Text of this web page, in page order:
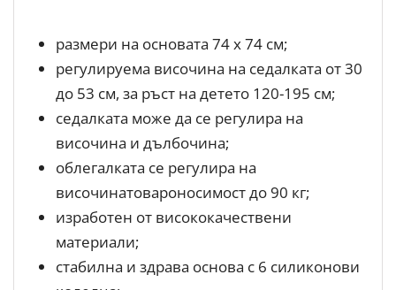
размери на основата 74 х 74 см;
регулируема височина на седалката от 30
до 53 см, за ръст на детето 120-195 см;
седалката може да се регулира на
височина и дълбочина;
облегалката се регулира на
височинатовароносимост до 90 кг;
изработен от висококачествени
материали;
стабилна и здрава основа с 6 силиконови